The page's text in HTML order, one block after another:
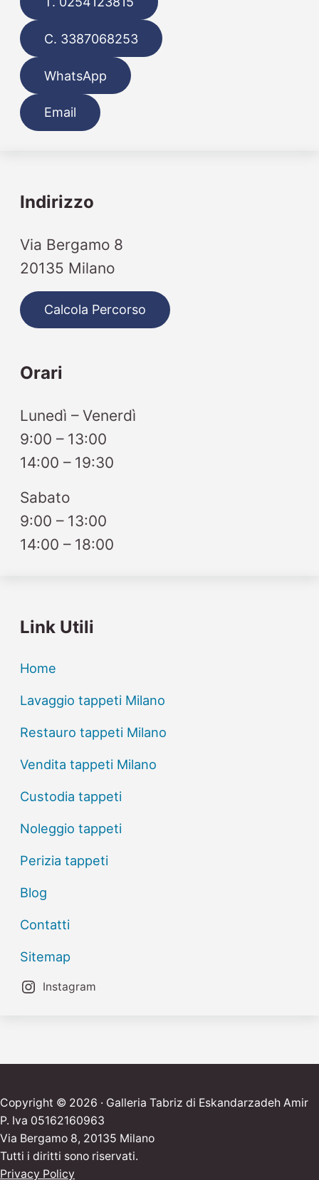
C. 3387068253
WhatsApp
Email
Indirizzo
Via Bergamo 8
20135 Milano
Calcola Percorso
Orari
Lunedì – Venerdì
9:00 – 13:00
14:00 – 19:30
Sabato
9:00 – 13:00
14:00 – 18:00
Link Utili
Home
Lavaggio tappeti Milano
Restauro tappeti Milano
Vendita tappeti Milano
Custodia tappeti
Noleggio tappeti
Perizia tappeti
Blog
Contatti
Sitemap
Instagram
Copyright © 2026 · Galleria Tabriz di Eskandarzadeh Amir
P. Iva 05162160963
Via Bergamo 8, 20135 Milano
Tutti i diritti sono riservati.
Privacy Policy